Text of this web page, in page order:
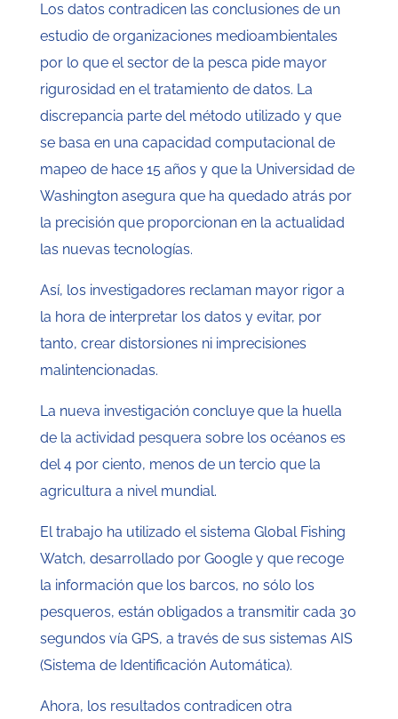
Los datos contradicen las conclusiones de un
estudio de organizaciones medioambientales
por lo que el sector de la pesca pide mayor
rigurosidad en el tratamiento de datos. La
discrepancia parte del método utilizado y que
se basa en una capacidad computacional de
mapeo de hace 15 años y que la Universidad de
Washington asegura que ha quedado atrás por
la precisión que proporcionan en la actualidad
las nuevas tecnologías.
Así, los investigadores reclaman mayor rigor a
la hora de interpretar los datos y evitar, por
tanto, crear distorsiones ni imprecisiones
malintencionadas.
La nueva investigación concluye que la huella
de la actividad pesquera sobre los océanos es
del 4 por ciento, menos de un tercio que la
agricultura a nivel mundial.
El trabajo ha utilizado el sistema Global Fishing
Watch, desarrollado por Google y que recoge
la información que los barcos, no sólo los
pesqueros, están obligados a transmitir cada 30
segundos vía GPS, a través de sus sistemas AIS
(Sistema de Identificación Automática).
Ahora, los resultados contradicen otra